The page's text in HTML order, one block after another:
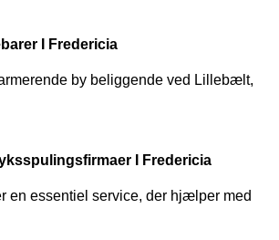
I Fredericia
by beliggende ved Lillebælt,
I Fredericia
en essentiel service, der hjælper med